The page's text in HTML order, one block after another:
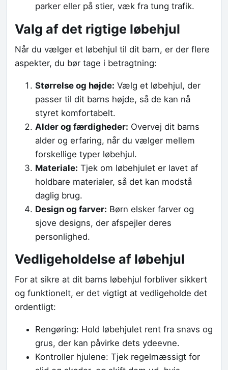
parker eller på stier, væk fra tung trafik.
Valg af det rigtige løbehjul
Når du vælger et løbehjul til dit barn, er der flere
aspekter, du bør tage i betragtning:
Størrelse og højde: Vælg et løbehjul, der
passer til dit barns højde, så de kan nå
styret komfortabelt.
Alder og færdigheder: Overvej dit barns
alder og erfaring, når du vælger mellem
forskellige typer løbehjul.
Materiale: Tjek om løbehjulet er lavet af
holdbare materialer, så det kan modstå
daglig brug.
Design og farver: Børn elsker farver og
sjove designs, der afspejler deres
personlighed.
Vedligeholdelse af løbehjul
For at sikre at dit barns løbehjul forbliver sikkert
og funktionelt, er det vigtigt at vedligeholde det
ordentligt:
Rengøring: Hold løbehjulet rent fra snavs og
grus, der kan påvirke dets ydeevne.
Kontroller hjulene: Tjek regelmæssigt for